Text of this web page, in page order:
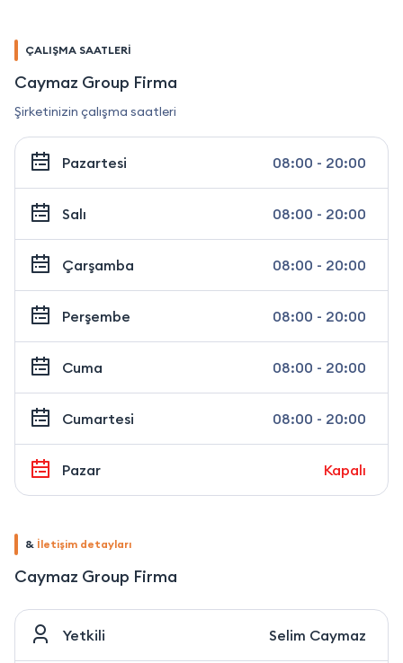
ÇALIŞMA SAATLERİ
Caymaz Group Firma
Şirketinizin çalışma saatleri
Pazartesi 08:00 - 20:00
Salı 08:00 - 20:00
Çarşamba 08:00 - 20:00
Perşembe 08:00 - 20:00
Cuma 08:00 - 20:00
Cumartesi 08:00 - 20:00
Pazar Kapalı
& İletişim detayları
Caymaz Group Firma
Yetkili Selim Caymaz